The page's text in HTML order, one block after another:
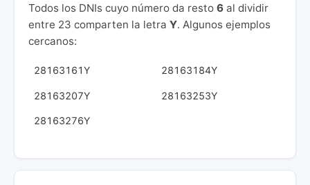
Todos los DNIs cuyo número da resto 6 al dividir
entre 23 comparten la letra Y. Algunos ejemplos
cercanos:
28163161Y 28163184Y
28163207Y 28163253Y
28163276Y